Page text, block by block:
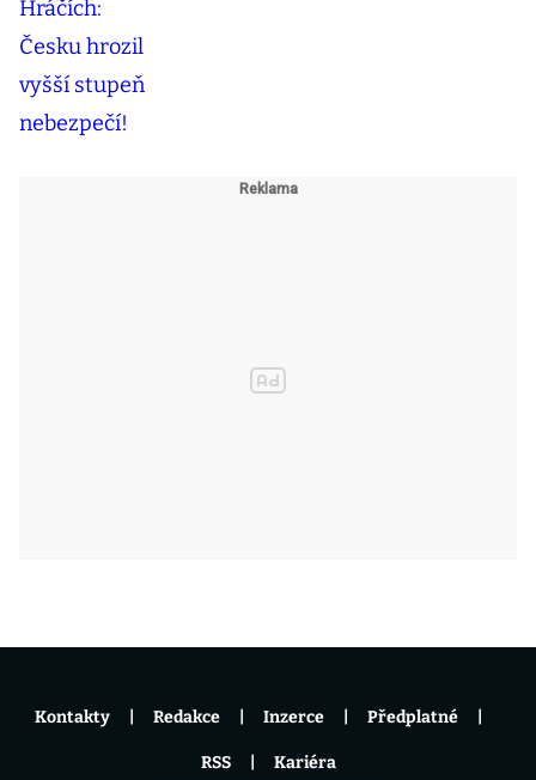
Kontakty Redakce Inzerce Předplatné
RSS Kariéra